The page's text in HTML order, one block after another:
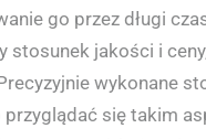
go przez długi
stosunek jakości i
wykonane
się takim